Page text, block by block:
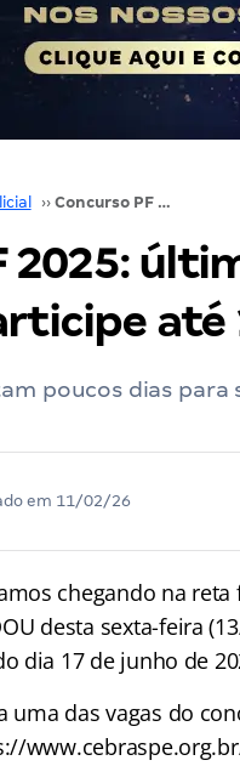
›› Concurso PF 2025: últimos dias de inscrição! Participe até 17/6
2025:
poucos dias para
em 11/02/26
chegando na
desta sexta-feira
dia 17 de junho de
uma das vagas do